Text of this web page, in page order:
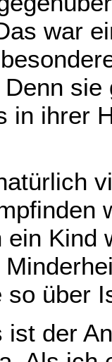
war
in ihrer
Kind
so über
ist der